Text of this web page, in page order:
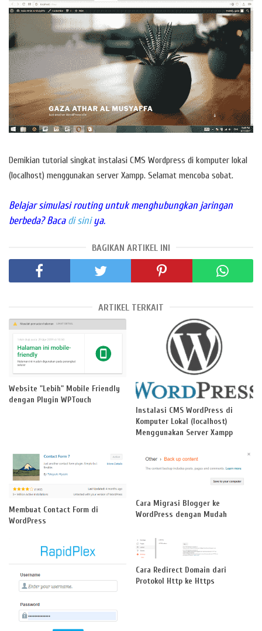
Demikian tutorial singkat instalasi CMS Wordpress di komputer lokal
(localhost) menggunakan server Xampp. Selamat mencoba sobat.
Belajar simulasi routing untuk menghubungkan jaringan
berbeda? Bacadi siniya.
BAGIKAN ARTIKEL INI
ARTIKEL TERKAIT
Website "Lebih" Mobile Friendly
dengan Plugin WPTouch
Instalasi CMS WordPress di
Komputer Lokal (localhost)
Menggunakan Server Xampp
Membuat Contact Form di
WordPress
Cara Migrasi Blogger ke
WordPress dengan Mudah
Cara Redirect Domain dari
Protokol Http ke Https